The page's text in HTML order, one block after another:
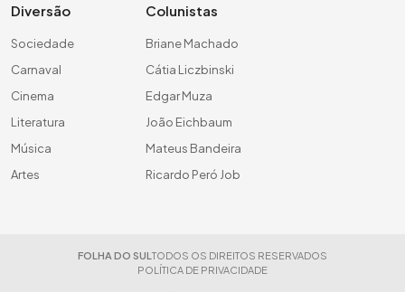
Diversão
Sociedade
Carnaval
Cinema
Literatura
Música
Artes
Colunistas
Briane Machado
Cátia Liczbinski
Edgar Muza
João Eichbaum
Mateus Bandeira
Ricardo Peró Job
FOLHA DO SUL TODOS OS DIREITOS RESERVADOS
POLÍTICA DE PRIVACIDADE